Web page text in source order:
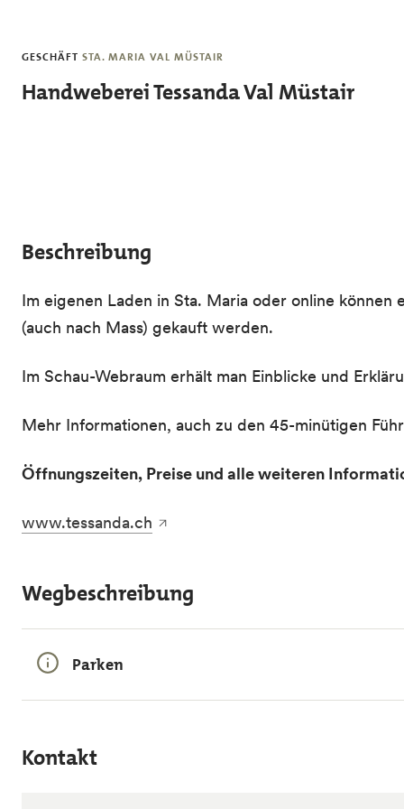
GESCHÄFT STA. MARIA VAL MÜSTAIR
Handweberei Tessanda Val Müstair
Beschreibung
Im eigenen Laden in Sta. Maria oder online
(auch nach Mass) gekauft werden.
Im Schau-Webraum erhält man Einblicke und
Mehr Informationen, auch zu den 45-minütigen
Öffnungszeiten, Preise und alle weiteren
www.tessanda.ch
Wegbeschreibung
Parken
Kontakt